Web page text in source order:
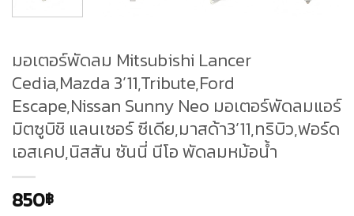
มอเตอร์พัดลม Mitsubishi Lancer
Cedia,Mazda 3’11,Tribute,Ford
Escape,Nissan Sunny Neo มอเตอร์พัดลมแอร์
มิตซูบิชิ แลนเซอร์ ซีเดีย,มาสด้า3’11,ทริบิว,ฟอร์ด
เอสเคป,นิสสัน ซันนี่ นีโอ พัดลมหม้อน้ำ
850฿